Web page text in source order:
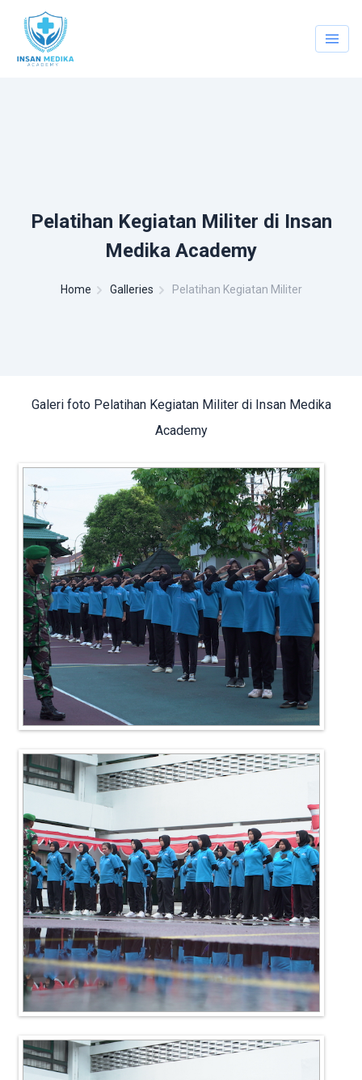
Pelatihan Kegiatan Militer di Insan
Medika Academy
Home Galleries Pelatihan Kegiatan Militer
Galeri foto Pelatihan Kegiatan Militer di Insan Medika
Academy